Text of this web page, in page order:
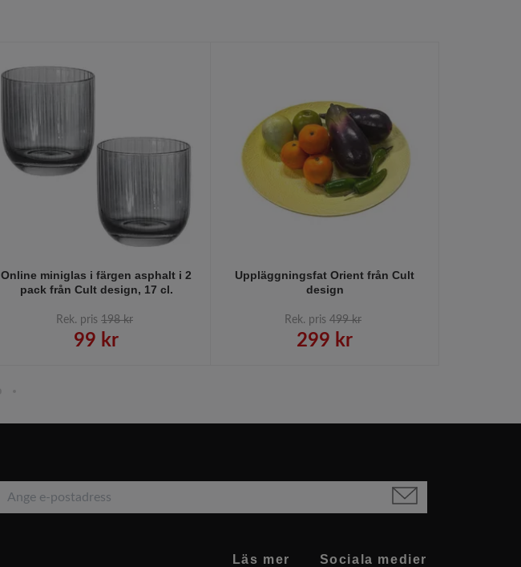
Online miniglas i färgen asphalt i 2
pack från Cult design, 17 cl.
Rek. pris 198 kr
99 kr
Uppläggningsfat Orient från Cult
design
Rek. pris 499 kr
299 kr
Läs mer Sociala medier